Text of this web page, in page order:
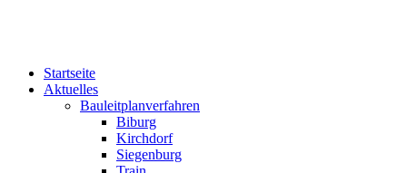
Startseite
Aktuelles
Bauleitplanverfahren
Biburg
Kirchdorf
Siegenburg